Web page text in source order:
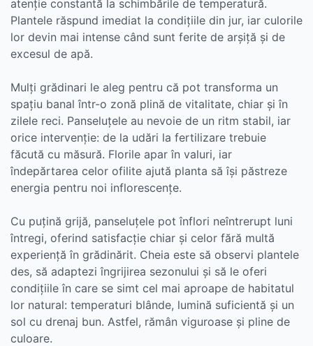
atenție constantă la schimbările de temperatură.
Plantele răspund imediat la condițiile din jur, iar culorile
lor devin mai intense când sunt ferite de arșiță și de
excesul de apă.
Mulți grădinari le aleg pentru că pot transforma un
spațiu banal într-o zonă plină de vitalitate, chiar și în
zilele reci. Panseluțele au nevoie de un ritm stabil, iar
orice intervenție: de la udări la fertilizare trebuie
făcută cu măsură. Florile apar în valuri, iar
îndepărtarea celor ofilite ajută planta să își păstreze
energia pentru noi inflorescențe.
Cu puțină grijă, panseluțele pot înflori neîntrerupt luni
întregi, oferind satisfacție chiar și celor fără multă
experiență în grădinărit. Cheia este să observi plantele
des, să adaptezi îngrijirea sezonului și să le oferi
condițiile în care se simt cel mai aproape de habitatul
lor natural: temperaturi blânde, lumină suficientă și un
sol cu drenaj bun. Astfel, rămân viguroase și pline de
culoare.